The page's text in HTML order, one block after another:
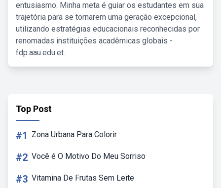
entusiasmo. Minha meta é guiar os estudantes em sua
trajetória para se tornarem uma geração excepcional,
utilizando estratégias educacionais reconhecidas por
renomadas instituições acadêmicas globais -
fdp.aau.edu.et.
Top Post
#1 Zona Urbana Para Colorir
#2 Você é O Motivo Do Meu Sorriso
#3 Vitamina De Frutas Sem Leite